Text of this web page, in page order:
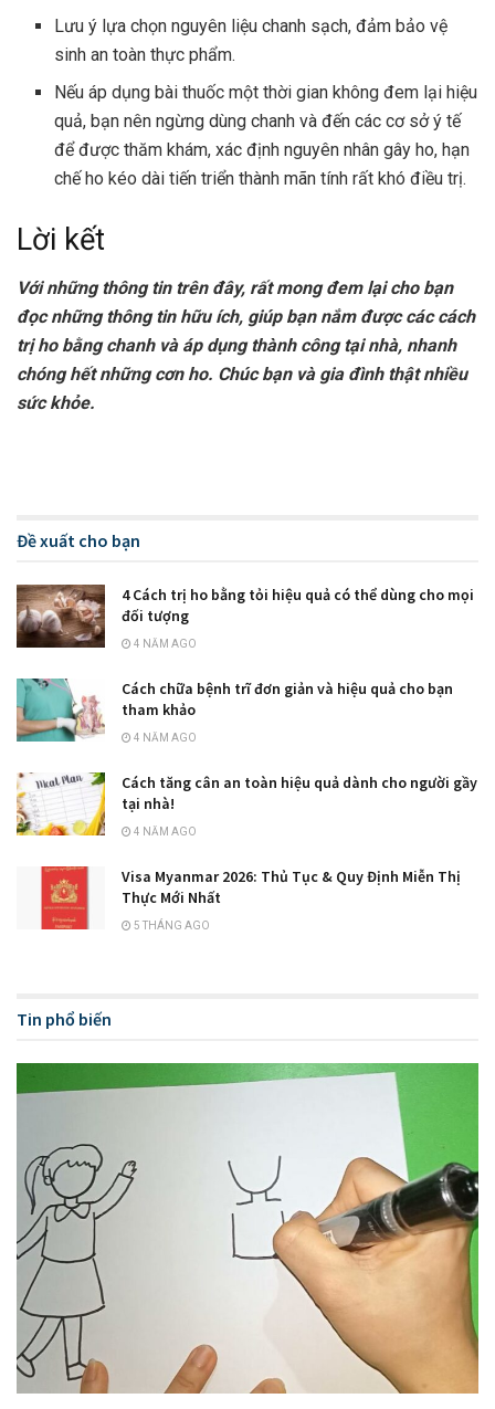
Lưu ý lựa chọn nguyên liệu chanh sạch, đảm bảo vệ
sinh an toàn thực phẩm.
Nếu áp dụng bài thuốc một thời gian không đem lại hiệu
quả, bạn nên ngừng dùng chanh và đến các cơ sở ý tế
để được thăm khám, xác định nguyên nhân gây ho, hạn
chế ho kéo dài tiến triển thành mãn tính rất khó điều trị.
Lời kết
Với những thông tin trên đây, rất mong đem lại cho bạn
đọc những thông tin hữu ích, giúp bạn nắm được các cách
trị ho bằng chanh và áp dụng thành công tại nhà, nhanh
chóng hết những cơn ho. Chúc bạn và gia đình thật nhiều
sức khỏe.
Đề xuất cho bạn
4 Cách trị ho bằng tỏi hiệu quả có thể dùng cho mọi
đối tượng
4 NĂM AGO
Cách chữa bệnh trĩ đơn giản và hiệu quả cho bạn
tham khảo
4 NĂM AGO
Cách tăng cân an toàn hiệu quả dành cho người gầy
tại nhà!
4 NĂM AGO
Visa Myanmar 2026: Thủ Tục & Quy Định Miễn Thị
Thực Mới Nhất
5 THÁNG AGO
Tin phổ biến